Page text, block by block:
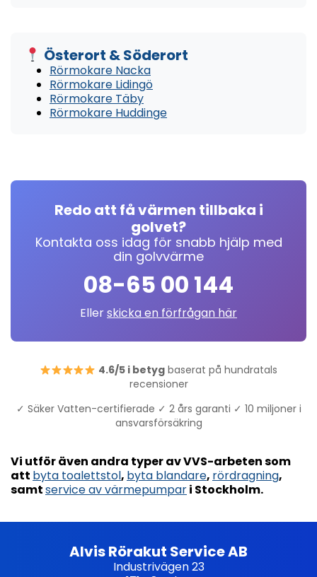
Österort & Söderort
Rörmokare Nacka
Rörmokare Lidingö
Rörmokare Täby
Rörmokare Huddinge
Redo att få värmen tillbaka i
golvet?
Kontakta oss idag för snabb hjälp med
din golvvärme
08-65 00 144
Ellerskicka en förfrågan här
4.6/5 i betyg baserat på hundratals
recensioner
✓ Säker Vatten-certifierade ✓ 2 års garanti ✓ 10 miljoner i
ansvarsförsäkring
Vi utför även andra typer av VVS-arbeten som
att byta toalettstol, byta blandare, rördragning,
samtservice av värmepumpari Stockholm.
Alvis Rörakut Service AB
Industrivägen 23